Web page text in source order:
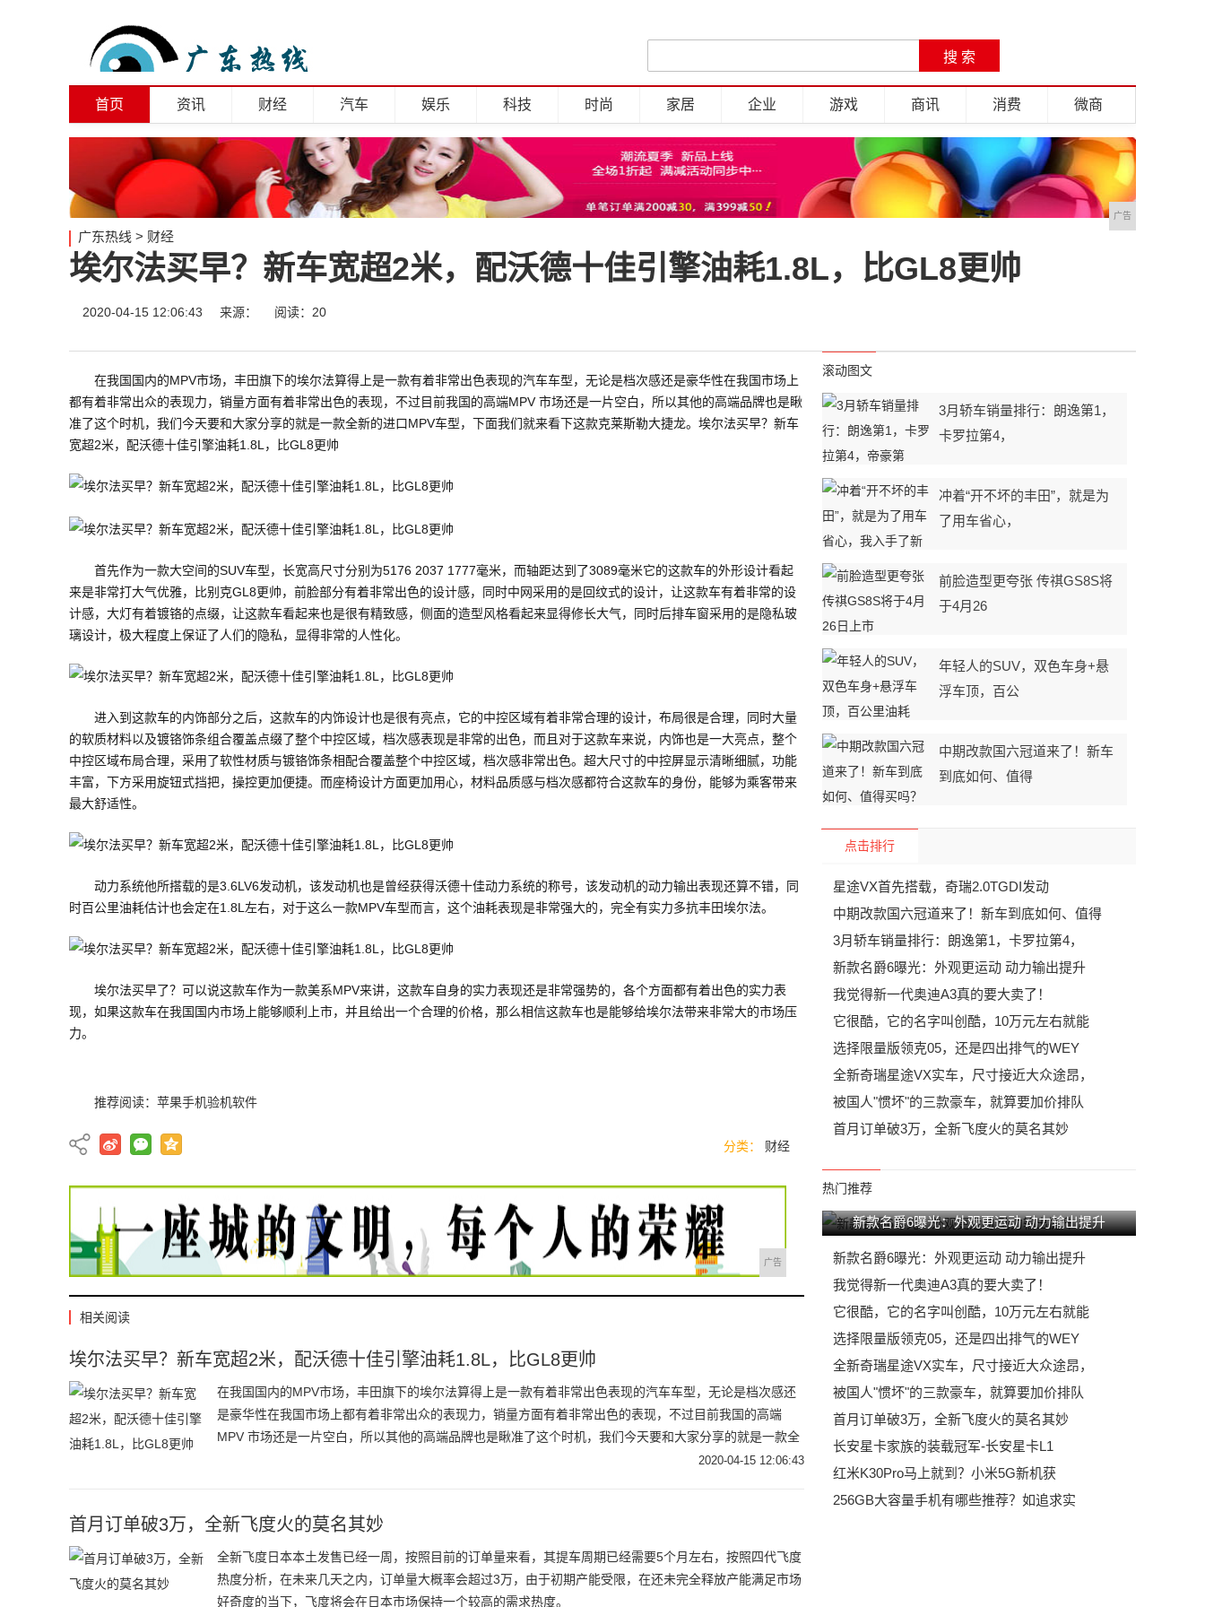
首页 资讯 财经 汽车 娱乐 科技 时尚 家居 企业 游戏 商讯 消费 微商
广告
广东热线 > 财经
埃尔法买早？新车宽超2米，配沃德十佳引擎油耗1.8L，比GL8更帅
2020-04-15 12:06:43 来源： 阅读：20
在我国国内的MPV市场，丰田旗下的埃尔法算得上是一款有着非常出色表现的汽车车型，无论是档次感还是豪华性在我国市场上
都有着非常出众的表现力，销量方面有着非常出色的表现，不过目前我国的高端MPV 市场还是一片空白，所以其他的高端品牌也是瞅
准了这个时机，我们今天要和大家分享的就是一款全新的进口MPV车型，下面我们就来看下这款克莱斯勒大捷龙。埃尔法买早？新车
宽超2米，配沃德十佳引擎油耗1.8L，比GL8更帅
首先作为一款大空间的SUV车型，长宽高尺寸分别为5176 2037 1777毫米，而轴距达到了3089毫米它的这款车的外形设计看起
来是非常打大气优雅，比别克GL8更帅，前脸部分有着非常出色的设计感，同时中网采用的是回纹式的设计，让这款车有着非常的设
计感，大灯有着镀铬的点缀，让这款车看起来也是很有精致感，侧面的造型风格看起来显得修长大气，同时后排车窗采用的是隐私玻
璃设计，极大程度上保证了人们的隐私，显得非常的人性化。
进入到这款车的内饰部分之后，这款车的内饰设计也是很有亮点，它的中控区域有着非常合理的设计，布局很是合理，同时大量
的软质材料以及镀铬饰条组合覆盖点缀了整个中控区域，档次感表现是非常的出色，而且对于这款车来说，内饰也是一大亮点，整个
中控区域布局合理，采用了软性材质与镀铬饰条相配合覆盖整个中控区域，档次感非常出色。超大尺寸的中控屏显示清晰细腻，功能
丰富，下方采用旋钮式挡把，操控更加便捷。而座椅设计方面更加用心，材料品质感与档次感都符合这款车的身份，能够为乘客带来
最大舒适性。
动力系统他所搭载的是3.6LV6发动机，该发动机也是曾经获得沃德十佳动力系统的称号，该发动机的动力输出表现还算不错，同
时百公里油耗估计也会定在1.8L左右，对于这么一款MPV车型而言，这个油耗表现是非常强大的，完全有实力多抗丰田埃尔法。
埃尔法买早了？可以说这款车作为一款美系MPV来讲，这款车自身的实力表现还是非常强势的，各个方面都有着出色的实力表
现，如果这款车在我国国内市场上能够顺利上市，并且给出一个合理的价格，那么相信这款车也是能够给埃尔法带来非常大的市场压
力。
推荐阅读： 苹果手机验机软件
分类： 财经
广告
相关阅读
埃尔法买早？新车宽超2米，配沃德十佳引擎油耗1.8L，比GL8更帅
在我国国内的MPV市场，丰田旗下的埃尔法算得上是一款有着非常出色表现的汽车车型，无论是档次感还
是豪华性在我国市场上都有着非常出众的表现力，销量方面有着非常出色的表现，不过目前我国的高端
MPV 市场还是一片空白，所以其他的高端品牌也是瞅准了这个时机，我们今天要和大家分享的就是一款全
新的进口MPV车型，下面我们就来看下这款克莱斯勒大捷龙。埃尔法买早？新车宽超2米，配沃德十佳引擎
2020-04-15 12:06:43
首月订单破3万，全新飞度火的莫名其妙
全新飞度日本本土发售已经一周，按照目前的订单量来看，其提车周期已经需要5个月左右，按照四代飞度
热度分析，在未来几天之内，订单量大概率会超过3万，由于初期产能受限，在还未完全释放产能满足市场
好奇度的当下，飞度将会在日本市场保持一个较高的需求热度。
滚动图文
3月轿车销量排行：朗逸第1，
卡罗拉第4，
冲着“开不坏的丰田”，就是为
了用车省心，
前脸造型更夸张 传祺GS8S将
于4月26
年轻人的SUV，双色车身+悬
浮车顶，百公
中期改款国六冠道来了！新车
到底如何、值得
点击排行
星途VX首先搭载，奇瑞2.0TGDI发动
中期改款国六冠道来了！新车到底如何、值得
3月轿车销量排行：朗逸第1，卡罗拉第4，
新款名爵6曝光：外观更运动 动力输出提升
我觉得新一代奥迪A3真的要大卖了！
它很酷，它的名字叫创酷，10万元左右就能
选择限量版领克05，还是四出排气的WEY
全新奇瑞星途VX实车，尺寸接近大众途昂，
被国人"惯坏"的三款豪车，就算要加价排队
首月订单破3万，全新飞度火的莫名其妙
热门推荐
新款名爵6曝光：外观更运动 动力输出提升
新款名爵6曝光：外观更运动 动力输出提升
我觉得新一代奥迪A3真的要大卖了！
它很酷，它的名字叫创酷，10万元左右就能
选择限量版领克05，还是四出排气的WEY
全新奇瑞星途VX实车，尺寸接近大众途昂，
被国人"惯坏"的三款豪车，就算要加价排队
首月订单破3万，全新飞度火的莫名其妙
长安星卡家族的装载冠军-长安星卡L1
红米K30Pro马上就到？小米5G新机获
256GB大容量手机有哪些推荐？如追求实